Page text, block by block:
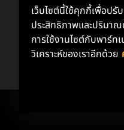
เว็บไซต์นี้ใช้คุกกี้เพื่อปรั
ประสิทธิภาพและปริมาณ
การใช้งานไซต์กับพาร์ท
วิเคราะห์ของเราอีกด้วย